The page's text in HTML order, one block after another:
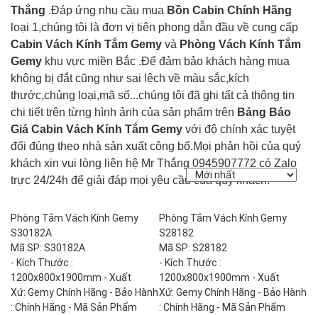
Thắng .Đáp ứng nhu cầu mua Bồn Cabin Chính Hãng
loại 1,chúng tôi là đơn vị tiên phong dẫn đầu về cung cấp
Cabin Vách Kính Tắm Gemy và Phòng Vách Kính Tắm
Gemy khu vực miền Bắc .Để đảm bảo khách hàng mua
không bị đắt cũng như sai lệch về màu sắc,kích
thước,chủng loại,mã số...chúng tôi đã ghi tất cả thông tin
chi tiết trên từng hình ảnh của sản phẩm trên Bảng Báo
Giá Cabin Vách Kính Tắm Gemy với độ chính xác tuyệt
đối đúng theo nhà sản xuất công bố.Mọi phản hồi của quý
khách xin vui lòng liên hệ Mr Thắng 0945907772 có Zalo
trực 24/24h để giải đáp mọi yêu cầu của quý khách.
Phòng Tắm Vách Kính Gemy
S30182A
Mã SP: S30182A
- Kích Thước :
1200x800x1900mm - Xuất
Xứ: Gemy Chính Hãng - Bảo Hành
: Chính Hãng - Mã Sản Phẩm
Phòng Tắm Vách Kính Gemy
S28182
Mã SP: S28182
- Kích Thước :
1200x800x1900mm - Xuất
Xứ: Gemy Chính Hãng - Bảo Hành
: Chính Hãng - Mã Sản Phẩm